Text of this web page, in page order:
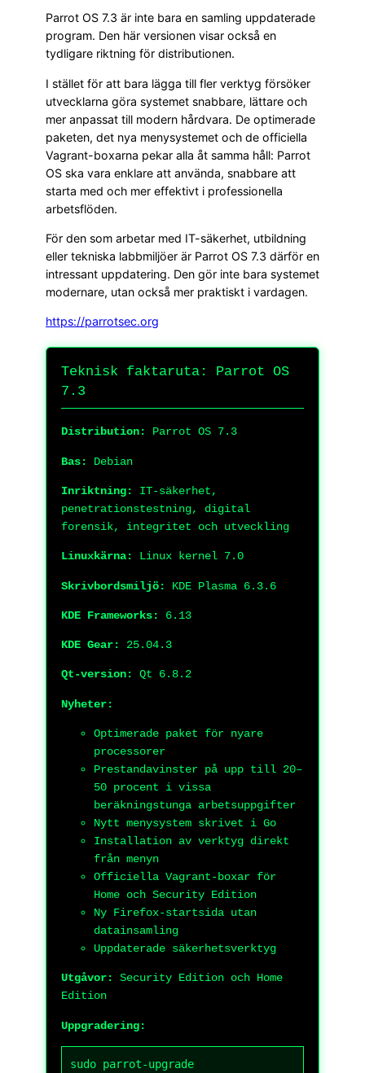
Parrot OS 7.3 är inte bara en samling uppdaterade
program. Den här versionen visar också en
tydligare riktning för distributionen.
I stället för att bara lägga till fler verktyg försöker
utvecklarna göra systemet snabbare, lättare och
mer anpassat till modern hårdvara. De optimerade
paketen, det nya menysystemet och de officiella
Vagrant-boxarna pekar alla åt samma håll: Parrot
OS ska vara enklare att använda, snabbare att
starta med och mer effektivt i professionella
arbetsflöden.
För den som arbetar med IT-säkerhet, utbildning
eller tekniska labbmiljöer är Parrot OS 7.3 därför en
intressant uppdatering. Den gör inte bara systemet
modernare, utan också mer praktiskt i vardagen.
https://parrotsec.org
Teknisk faktaruta: Parrot OS
7.3
Distribution: Parrot OS 7.3
Bas: Debian
Inriktning:
IT-säkerhet,
penetrationstestning, digital
forensik, integritet och utveckling
Linuxkärna: Linux kernel 7.0
Skrivbordsmiljö: KDE Plasma 6.3.6
KDE Frameworks: 6.13
KDE Gear: 25.04.3
Qt-version: Qt 6.8.2
Nyheter:
Optimerade paket för nyare
processorer
Prestandavinster på upp till 20–
50 procent i vissa
beräkningstunga arbetsuppgifter
Nytt menysystem skrivet i Go
Installation av verktyg direkt
från menyn
Officiella Vagrant-boxar för
Home och Security Edition
Ny Firefox-startsida utan
datainsamling
Uppdaterade säkerhetsverktyg
Utgåvor:
Security Edition och Home
Edition
Uppgradering:
sudo parrot-upgrade